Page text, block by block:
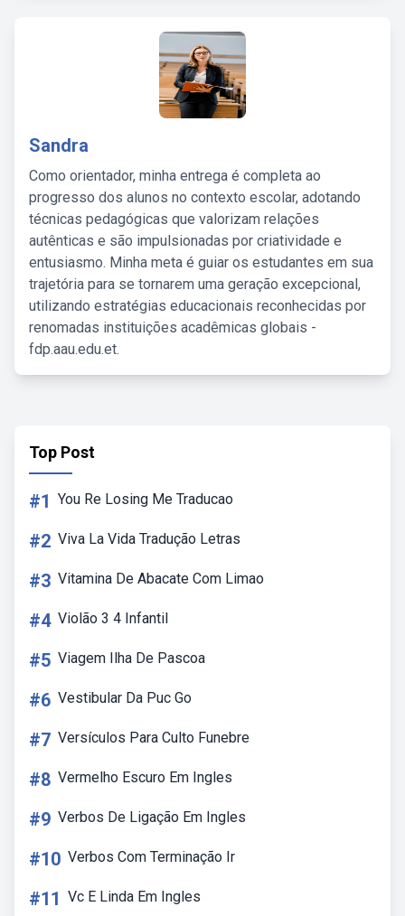
Sandra
Como orientador, minha entrega é completa ao
progresso dos alunos no contexto escolar, adotando
técnicas pedagógicas que valorizam relações
autênticas e são impulsionadas por criatividade e
entusiasmo. Minha meta é guiar os estudantes em sua
trajetória para se tornarem uma geração excepcional,
utilizando estratégias educacionais reconhecidas por
renomadas instituições acadêmicas globais -
fdp.aau.edu.et.
Top Post
#1 You Re Losing Me Traducao
#2 Viva La Vida Tradução Letras
#3 Vitamina De Abacate Com Limao
#4 Violão 3 4 Infantil
#5 Viagem Ilha De Pascoa
#6 Vestibular Da Puc Go
#7 Versículos Para Culto Funebre
#8 Vermelho Escuro Em Ingles
#9 Verbos De Ligação Em Ingles
#10 Verbos Com Terminação Ir
#11 Vc E Linda Em Ingles